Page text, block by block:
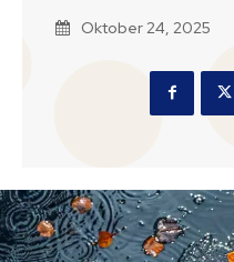
Oktober 24, 2025